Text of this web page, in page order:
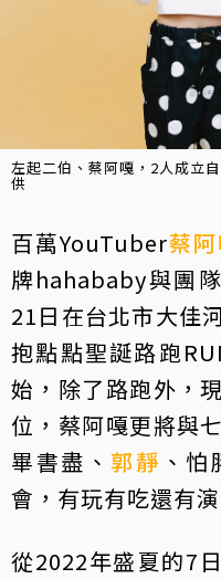
左起二伯、蔡阿嘎，2人成立
供
百萬YouTuber蔡
牌hahababy與團
21日在台北市大佳
抱點點聖誕路跑
始，除了路跑外，
位，蔡阿嘎更將與
畢書盡、 郭靜 、怕
會，有玩有吃還有
從2022年盛夏的7